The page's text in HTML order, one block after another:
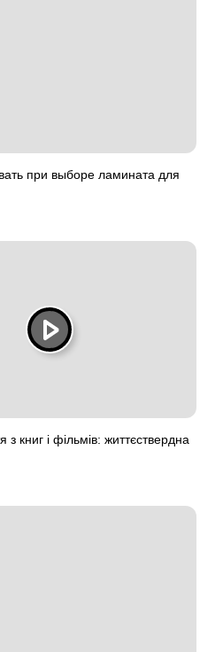
при выборе ламината для
книг і фільмів: життєствердна